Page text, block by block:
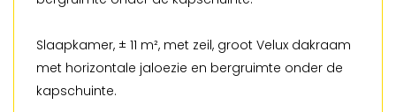
Slaapkamer, ± 11 m², met zeil, groot Velux dakraam
met horizontale jaloezie en bergruimte onder de
kapschuinte.